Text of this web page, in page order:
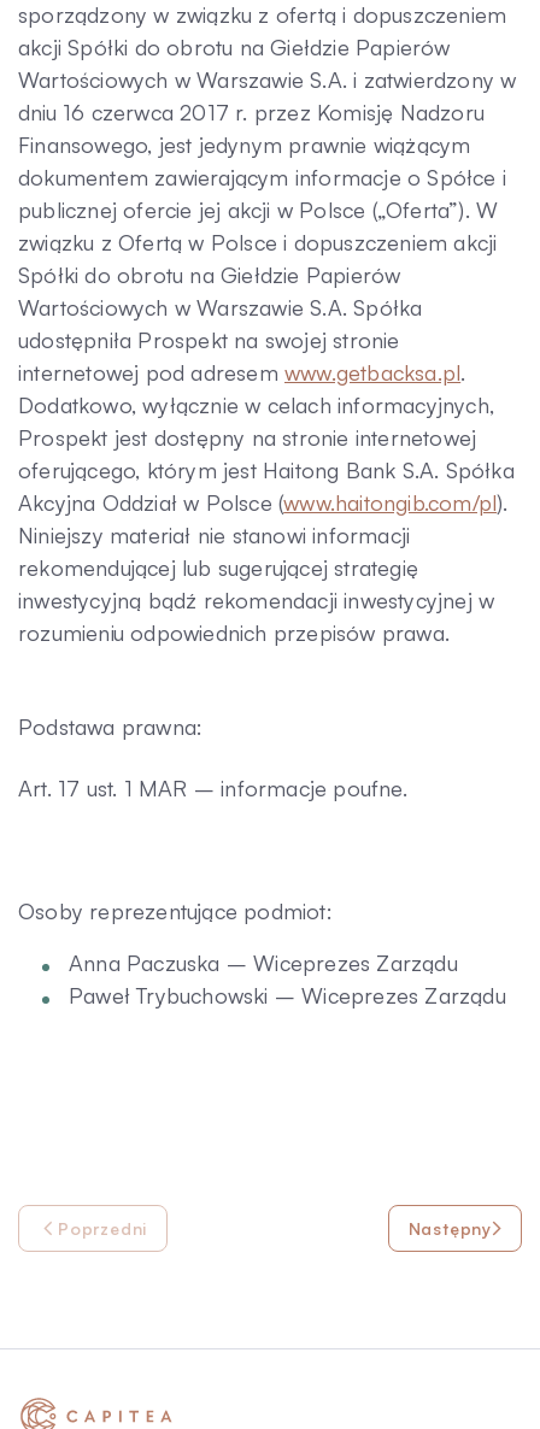
sporządzony w związku z ofertą i dopuszczeniem
akcji Spółki do obrotu na Giełdzie Papierów
Wartościowych w Warszawie S.A. i zatwierdzony w
dniu 16 czerwca 2017 r. przez Komisję Nadzoru
Finansowego, jest jedynym prawnie wiążącym
dokumentem zawierającym informacje o Spółce i
publicznej ofercie jej akcji w Polsce („Oferta”). W
związku z Ofertą w Polsce i dopuszczeniem akcji
Spółki do obrotu na Giełdzie Papierów
Wartościowych w Warszawie S.A. Spółka
udostępniła Prospekt na swojej stronie
internetowej pod adresem www.getbacksa.pl.
Dodatkowo, wyłącznie w celach informacyjnych,
Prospekt jest dostępny na stronie internetowej
oferującego, którym jest Haitong Bank S.A. Spółka
Akcyjna Oddział w Polsce (www.haitongib.com/pl).
Niniejszy materiał nie stanowi informacji
rekomendującej lub sugerującej strategię
inwestycyjną bądź rekomendacji inwestycyjnej w
rozumieniu odpowiednich przepisów prawa.
Podstawa prawna:
Art. 17 ust. 1 MAR – informacje poufne.
Osoby reprezentujące podmiot:
Anna Paczuska – Wiceprezes Zarządu
Paweł Trybuchowski – Wiceprezes Zarządu
Poprzedni Następny